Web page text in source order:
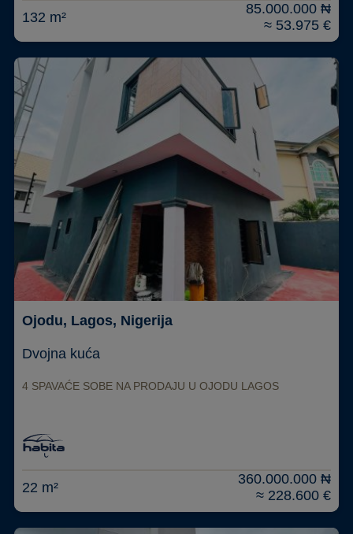
132 m²
85.000.000 ₦
≈ 53.975 €
Ojodu, Lagos, Nigerija
Dvojna kuća
4 SPAVAĆE SOBE NA PRODAJU U OJODU LAGOS
22 m²
360.000.000 ₦
≈ 228.600 €